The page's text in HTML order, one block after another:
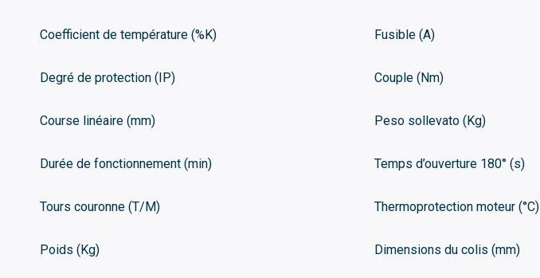
Coefficient de température (%K) Fusible (A)
Degré de protection (IP) Couple (Nm)
Course linéaire (mm) Peso sollevato (Kg)
Durée de fonctionnement (min) Temps d’ouverture 180° (s)
Tours couronne (T/M) Thermoprotection moteur (°C)
Poids (Kg) Dimensions du colis (mm)